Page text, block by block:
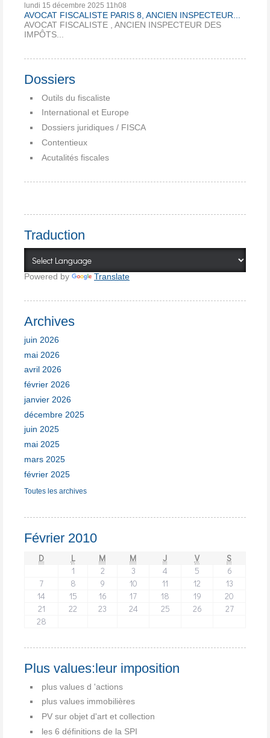
lundi 15 décembre 2025 11h08
AVOCAT FISCALISTE PARIS 8, ANCIEN INSPECTEUR...
AVOCAT FISCALISTE , ANCIEN INSPECTEUR DES
IMPÔTS...
Dossiers
Outils du fiscaliste
International et Europe
Dossiers juridiques / FISCA
Contentieux
Acutalités fiscales
Traduction
Powered by Translate
Archives
juin 2026
mai 2026
avril 2026
février 2026
janvier 2026
décembre 2025
juin 2025
mai 2025
mars 2025
février 2025
Toutes les archives
Février 2010
D L M M J V
S
1
2 3 4 5
6
7
8 9 10 11 12
13
14
15 16 17 18 19
20
21
22 23 24 25 26
27
28
Plus values:leur imposition
plus values d 'actions
plus values immobilières
PV sur objet d'art et collection
les 6 définitions de la SPI